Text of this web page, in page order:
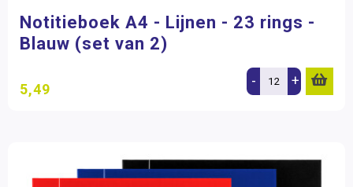
Notitieboek A4 - Lijnen - 23 rings -
Blauw (set van 2)
5,49 - +